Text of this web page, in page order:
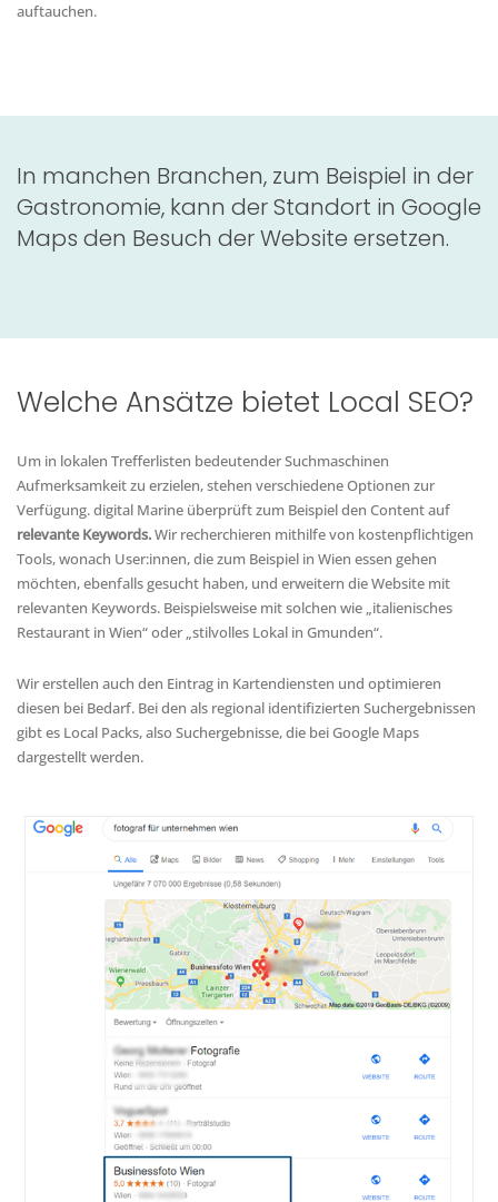
auftauchen.
In manchen Branchen, zum Beispiel in der
Gastronomie, kann der Standort in Google
Maps den Besuch der Website ersetzen.
Welche Ansätze bietet Local SEO?
Um in lokalen Trefferlisten bedeutender Suchmaschinen
Aufmerksamkeit zu erzielen, stehen verschiedene Optionen zur
Verfügung. digital Marine überprüft zum Beispiel den Content auf
relevante Keywords.Wir recherchieren mithilfe von kostenpflichtigen
Tools, wonach User:innen, die zum Beispiel in Wien essen gehen
möchten, ebenfalls gesucht haben, und erweitern die Website mit
relevanten Keywords. Beispielsweise mit solchen wie „italienisches
Restaurant in Wien“ oder „stilvolles Lokal in Gmunden“.
Wir erstellen auch den Eintrag in Kartendiensten und optimieren
diesen bei Bedarf. Bei den als regional identifizierten Suchergebnissen
gibt es Local Packs, also Suchergebnisse, die bei Google Maps
dargestellt werden.